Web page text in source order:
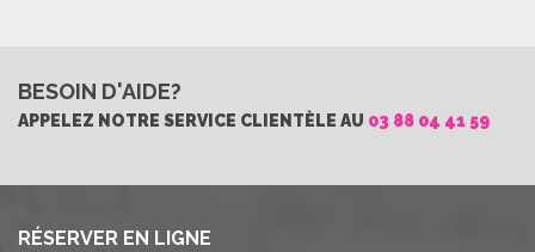
BESOIN D'AIDE?
APPELEZ NOTRE SERVICE CLIENTÈLE AU 03 88 04 41 59
RÉSERVER EN LIGNE